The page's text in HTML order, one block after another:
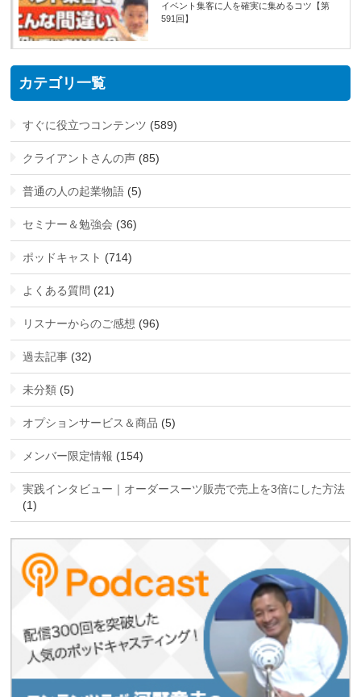
イベント集客に人を確実に集めるコツ【第
591回】
カテゴリ一覧
すぐに役立つコンテンツ (589)
クライアントさんの声 (85)
普通の人の起業物語 (5)
セミナー＆勉強会 (36)
ポッドキャスト (714)
よくある質問 (21)
リスナーからのご感想 (96)
過去記事 (32)
未分類 (5)
オプションサービス＆商品 (5)
メンバー限定情報 (154)
実践インタビュー｜オーダースーツ販売で売上を3倍にした方法
(1)